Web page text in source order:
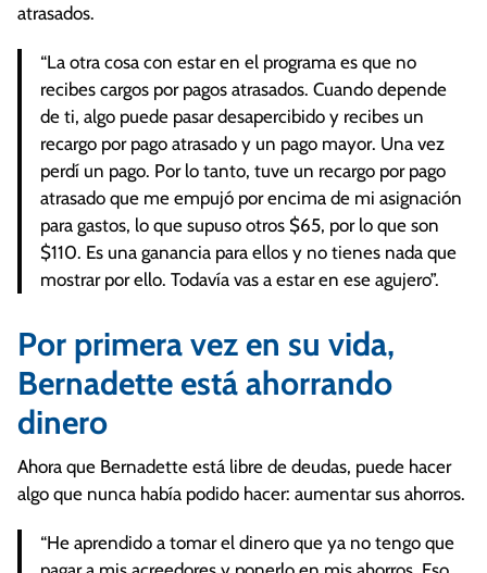
atrasados.
“La otra cosa con estar en el programa es que no
recibes cargos por pagos atrasados. Cuando depende
de ti, algo puede pasar desapercibido y recibes un
recargo por pago atrasado y un pago mayor. Una vez
perdí un pago. Por lo tanto, tuve un recargo por pago
atrasado que me empujó por encima de mi asignación
para gastos, lo que supuso otros $65, por lo que son
$110. Es una ganancia para ellos y no tienes nada que
mostrar por ello. Todavía vas a estar en ese agujero”.
Por primera vez en su vida,
Bernadette está ahorrando
dinero
Ahora que Bernadette está libre de deudas, puede hacer
algo que nunca había podido hacer: aumentar sus ahorros.
“He aprendido a tomar el dinero que ya no tengo que